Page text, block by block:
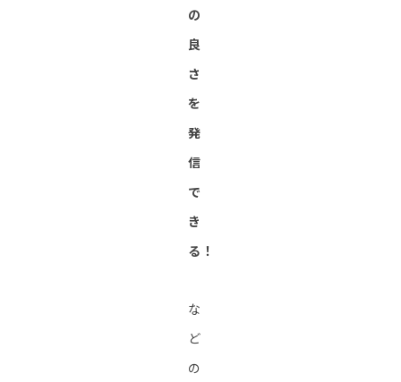
の
良
さ
を
発
信
で
き
る！
な
ど
の